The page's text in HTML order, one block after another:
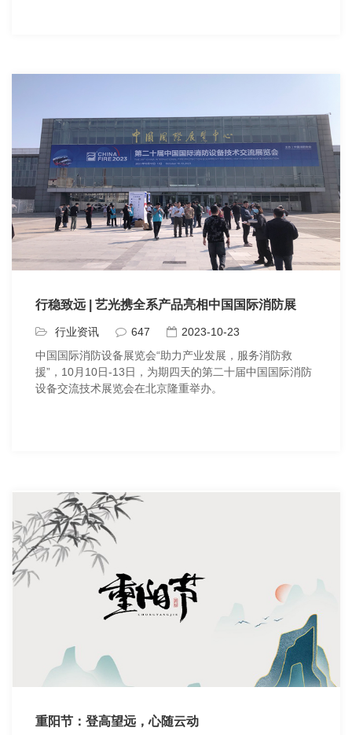
行稳致远 | 艺光携全系产品亮相中国国际消防展
行业资讯 647
2023-10-23
中国国际消防设备展览会“助力产业发展，服务消防救
援”，10月10日-13日，为期四天的第二十届中国国际消防
设备交流技术展览会在北京隆重举办。
重阳节：登高望远，心随云动